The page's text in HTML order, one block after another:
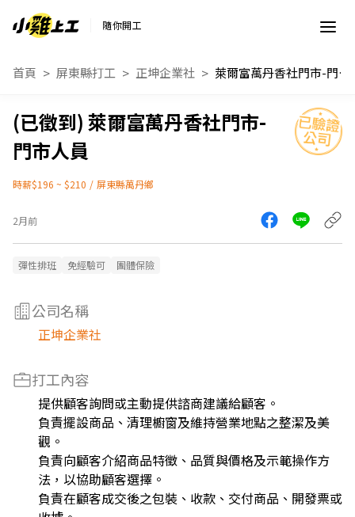
隨你開工
首頁 屏東縣打工 正坤企業社 萊爾富萬丹香社門市-門市人員
萊爾富萬丹香社門市-
門市人員
時薪$196 ~ $210 / 屏東縣萬丹鄉
2月前
彈性排班 免經驗可 團體保險
公司名稱
正坤企業社
打工內容
提供顧客詢問或主動提供諮商建議給顧客。
負責擺設商品、清理櫥窗及維持營業地點之整潔及美
觀。
負責向顧客介紹商品特徵、品質與價格及示範操作方
法，以協助顧客選擇。
負責在顧客成交後之包裝、收款、交付商品、開發票或